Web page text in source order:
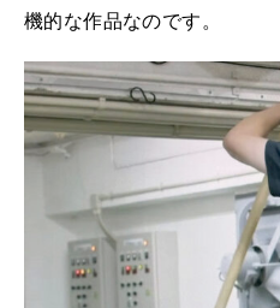
機的な作品なのです。